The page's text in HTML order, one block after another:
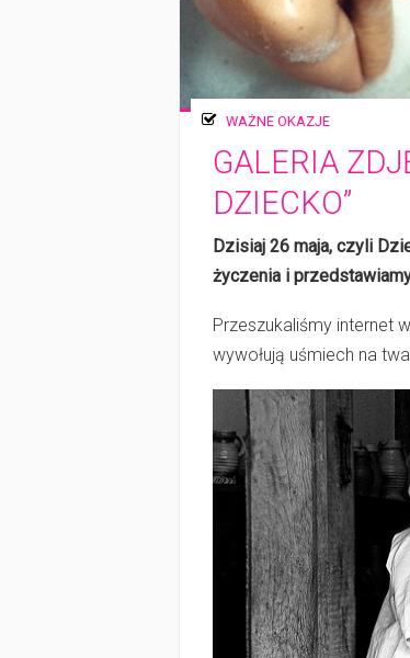
WAŻNE OKAZJE
GALERIA
DZIECKO”
Dzisiaj 26 maja, czyli
życzenia i
Przeszukaliśmy internet
wywołują uśmiech na